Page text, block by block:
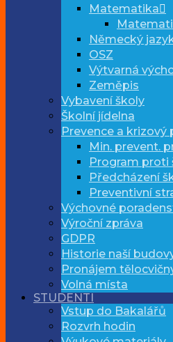
Matematika
Německý
OSZ
Výtvarná
Zeměpis
Vybavení školy
Školní jídelna
Prevence a krizový
Min. prevent.
Program proti
Předcházení
Preventivní
Výchovné
Výroční zpráva
GDPR
Historie naší
Pronájem
Volná místa
STUDENTI
Vstup do Bakalářů
Rozvrh hodin